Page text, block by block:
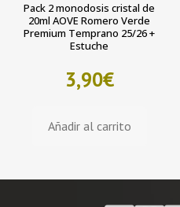
Pack 2 monodosis cristal de
20ml AOVE Romero Verde
Premium Temprano 25/26 +
Estuche
3,90€
Añadir al carrito